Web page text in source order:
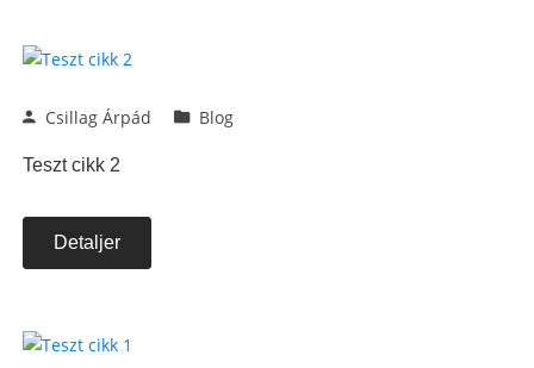
Csillag Árpád Blog
Teszt cikk 2
Detaljer